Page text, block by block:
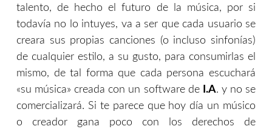
talento, de hecho el futuro de la música, por si
todavía no lo intuyes, va a ser que cada usuario se
creara sus propias canciones (o incluso sinfonías)
de cualquier estilo, a su gusto, para consumirlas el
mismo, de tal forma que cada persona escuchará
«su música» creada con un software de I.A. y no se
comercializará. Si te parece que hoy día un músico
o creador gana poco con los derechos de